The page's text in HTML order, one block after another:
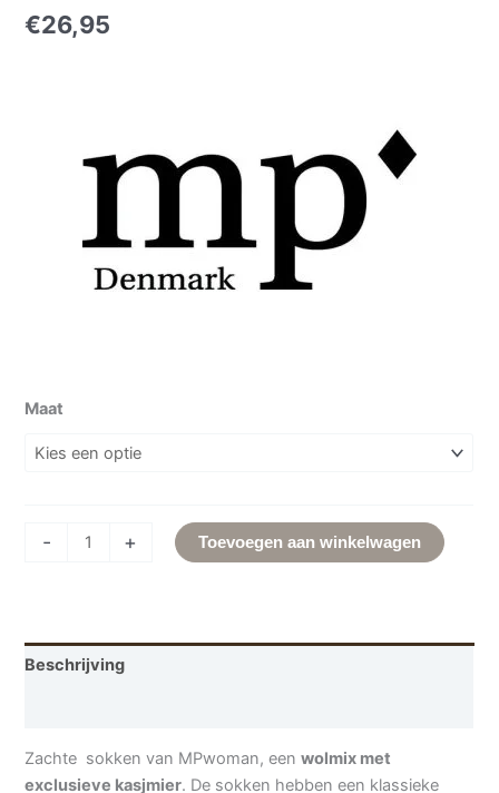
€26,95
Maat
- + Toevoegen aan winkelwagen
Beschrijving
Zachte sokken van MPwoman, eenwolmix met
exclusieve kasjmier. De sokken hebben een klassieke